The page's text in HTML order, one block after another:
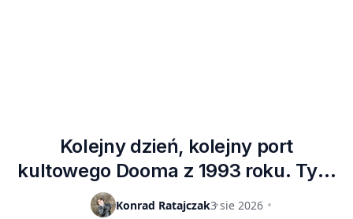
Kolejny dzień, kolejny port
kultowego Dooma z 1993 roku. Tym
razem padło na… Microsoft Paint?
Konrad Ratajczak3 sie 2026